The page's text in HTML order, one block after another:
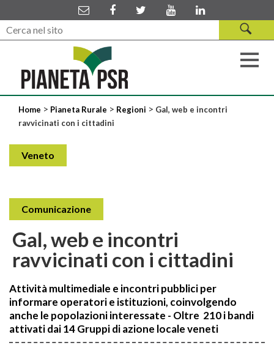
Home > Pianeta Rurale > Regioni > Gal, web e incontri
ravvicinati con i cittadini
Veneto
Comunicazione
Gal, web e incontri
ravvicinati con i cittadini
Attività multimediale e incontri pubblici per
informare operatori e istituzioni, coinvolgendo
anche le popolazioni interessate - Oltre 210 i bandi
attivati dai 14 Gruppi di azione locale veneti